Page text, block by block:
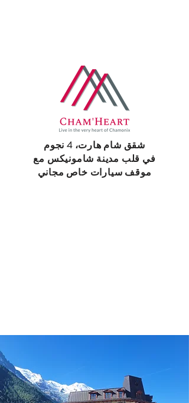
شقق شام هارت، 4 نجوم
في قلب مدينة شامونيكس مع
موقف سيارات خاص مجاني